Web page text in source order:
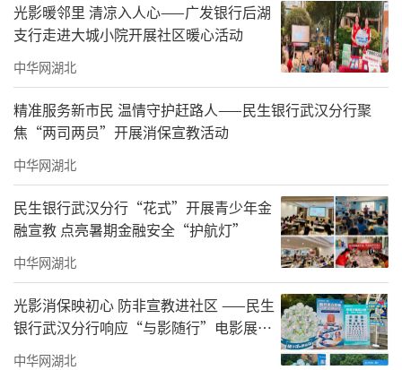
光影暖邻里 清凉入人心——广发银行后湖
支行走进大城小院开展社区暖心活动
中华网湖北
精准服务新市民 温情守护赶路人——民生银行武汉分行聚
焦“两司两员”开展消保宣教活动
中华网湖北
民生银行武汉分行“花式”开展青少年金
融宣教 点亮暑期金融安全“护航灯”
中华网湖北
光影消保映初心 防非宣教进社区 ——民生
银行武汉分行响应“与影随行”电影展映
活动走进东湖新城社区
中华网湖北